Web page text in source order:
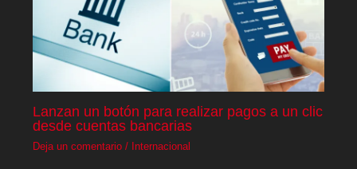
Lanzan un botón para realizar pagos a un clic
desde cuentas bancarias
Deja un comentario / Internacional